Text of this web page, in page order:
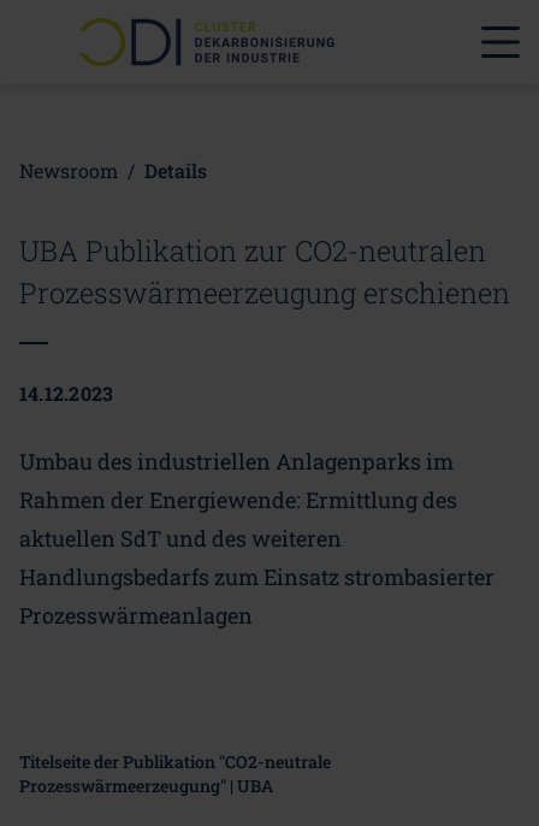
Newsroom / Details
UBA Publikation zur CO2-neutralen
Prozesswärmeerzeugung erschienen
14.12.2023
Umbau des industriellen Anlagenparks im
Rahmen der Energiewende: Ermittlung des
aktuellen SdT und des weiteren
Handlungsbedarfs zum Einsatz strombasierter
Prozesswärmeanlagen
Titelseite der Publikation "CO2-neutrale
Prozesswärmeerzeugung" | UBA